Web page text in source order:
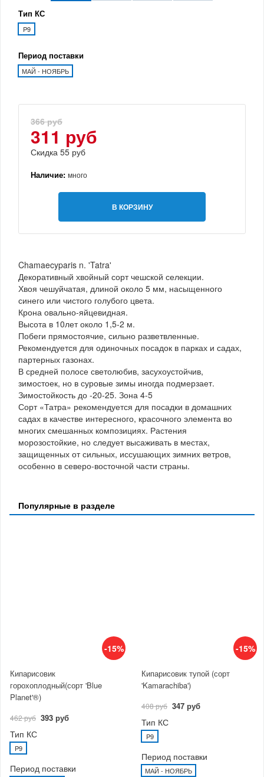
Тип КС
P9
Период поставки
МАЙ - НОЯБРЬ
366 руб
311 руб
Скидка 55 руб
Наличие: много
В КОРЗИНУ
Chamaecyparis n. 'Tatra'
Декоративный хвойный сорт чешской селекции.
Хвоя чешуйчатая, длиной около 5 мм, насыщенного
синего или чистого голубого цвета.
Крона овально-яйцевидная.
Высота в 10лет около 1,5-2 м.
Побеги прямостоячие, сильно разветвленные.
Рекомендуется для одиночных посадок в парках и садах,
партерных газонах.
В средней полосе светолюбив, засухоустойчив,
зимостоек, но в суровые зимы иногда подмерзает.
Зимостойкость до -20-25. Зона 4-5
Сорт «Татра» рекомендуется для посадки в домашних
садах в качестве интересного, красочного элемента во
многих смешанных композициях. Растения
морозостойкие, но следует высаживать в местах,
защищенных от сильных, иссушающих зимних ветров,
особенно в северо-восточной части страны.
Популярные в разделе
-15%
Кипарисовик
горохоплодный(сорт 'Blue
Planet'®)
462 руб 393 руб
Тип КС
P9
Период поставки
-15%
Кипарисовик тупой (сорт
'Kamarachiba')
408 руб 347 руб
Тип КС
P9
Период поставки
МАЙ - НОЯБРЬ